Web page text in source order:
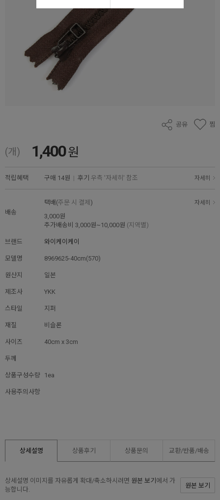
공유 찜
(개) 1,400원
적립혜택 구매 14원 | 후기 우측 '자세히' 참조 자세히
배송
택배(주문 시 결제 ) 자세히
3,000원
추가배송비 3,000원~10,000원 (지역별)
브랜드 와이케이케이
모델명 8969625-40cm(570)
원산지 일본
제조사 YKK
스타일 지퍼
재질 비슬론
사이즈 40cm x 3cm
두께
상품구성수량 1ea
사용주의사항
상세설명 상품후기 상품문의 교환/반품/배송
상세설명 이미지를 자유롭게 확대/축소하시려면 원본 보기 에서 가
능합니다.
원본 보기